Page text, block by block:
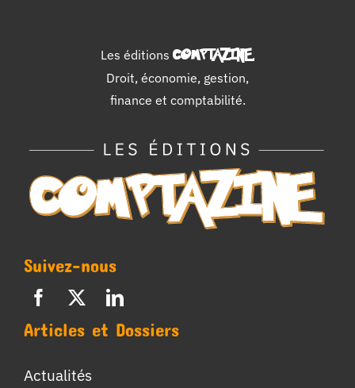
Les éditions COMPTAZINE.
Droit, économie, gestion,
finance et comptabilité.
Suivez-nous
Articles et Dossiers
Actualités